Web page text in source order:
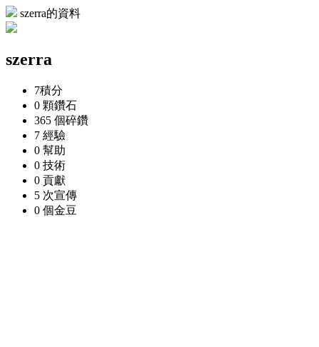
szerra的資料
szerra
7積分
0 顆鑽石
365 個碎鑽
7 經驗
0 幫助
0 技術
0 貢獻
5 次宣傳
0 個金豆